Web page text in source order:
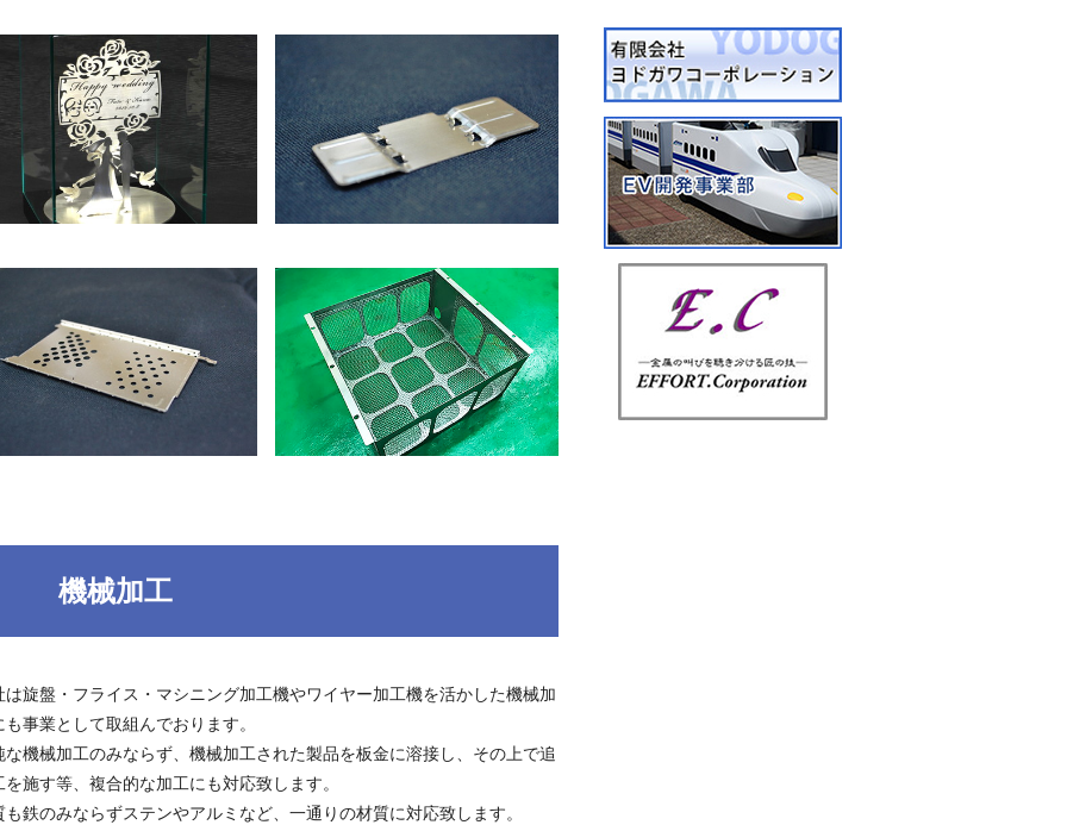
機械加工
は旋盤・フライス・マシニング加工機やワイヤー加工機を活かした機械加
も事業として取組んでおります。
な機械加工のみならず、機械加工された製品を板金に溶接し、その上で追
を施す等、複合的な加工にも対応致します。
も鉄のみならずステンやアルミなど、一通りの材質に対応致します。